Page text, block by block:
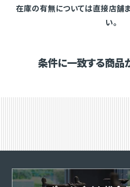
在庫の有無については直接店舗
い。
条件に一致する商品